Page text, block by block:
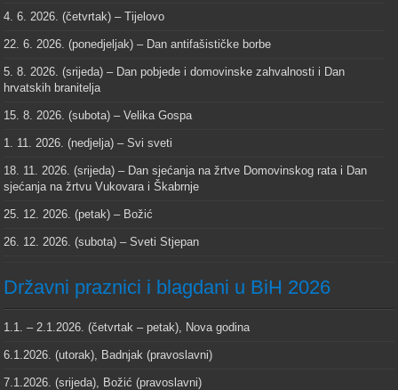
4. 6. 2026. (četvrtak) – Tijelovo
22. 6. 2026. (ponedjeljak) – Dan antifašističke borbe
5. 8. 2026. (srijeda) – Dan pobjede i domovinske zahvalnosti i Dan
hrvatskih branitelja
15. 8. 2026. (subota) – Velika Gospa
1. 11. 2026. (nedjelja) – Svi sveti
18. 11. 2026. (srijeda) – Dan sjećanja na žrtve Domovinskog rata i Dan
sjećanja na žrtvu Vukovara i Škabrnje
25. 12. 2026. (petak) – Božić
26. 12. 2026. (subota) – Sveti Stjepan
Državni praznici i blagdani u BiH 2026
1.1. – 2.1.2026. (četvrtak – petak), Nova godina
6.1.2026. (utorak), Badnjak (pravoslavni)
7.1.2026. (srijeda), Božić (pravoslavni)